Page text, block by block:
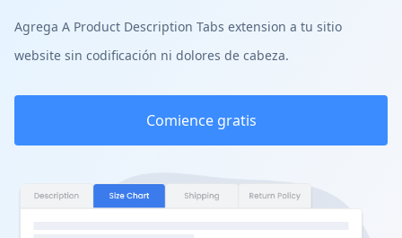
Agrega A Product Description Tabs extension a tu sitio
website sin codificación ni dolores de cabeza.
Comience gratis